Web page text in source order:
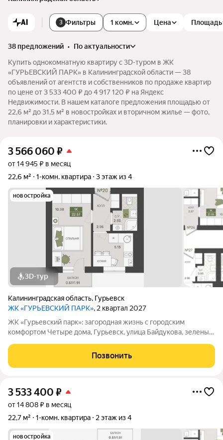
AI 3 Фильтры 1 комн. Цена Площадь
38 предложений •
по актуальности
Купить однокомнатную квартиру c 3D-туром в ЖК
«ГУРЬЕВСКИЙ ПАРК» в Калининградской области — 38
объявлений от агентств и собственников по продаже квартир
по цене от 3 533 400 ₽ до 4 917 120 ₽ на Яндекс
Недвижимости. В нашем каталоге предложения площадью от
22,6 м² до 31,5 м² в новостройках и вторичном жилье — фото,
планировки и характеристики.
3 566 060 ₽
от 14 945 ₽ в месяц
22,6 м²
1-комн. квартира 3 этаж из 4
новостройка
3D-тур
Калининградская область, Гурьевск
ЖК «ГУРЬЕВСКИЙ ПАРК», 2 квартал 2027
ЖК «Гурьевский парк»: загородная жизнь с городским
комфортом Четыре дома, Гурьевск, улица Байдукова, зеленый
система отопления - все это новый проект от МПК. Срок сдачи
- II квартал 2027 года
Позвонить
3 533 400 ₽
от 14 808 ₽ в месяц
22,7 м²
1-комн. квартира 2 этаж из 4
новостройка